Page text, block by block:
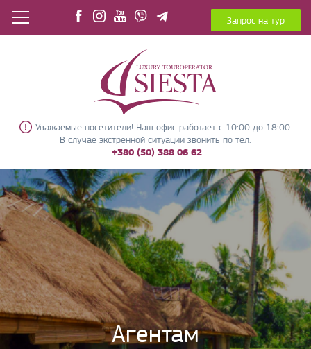
Уважаемые посетители! Наш офис работает с 10:00 до 18:00.
В случае экстренной ситуации звонить по тел.
+380 (50) 388 06 62
Запрос на тур
Агентам